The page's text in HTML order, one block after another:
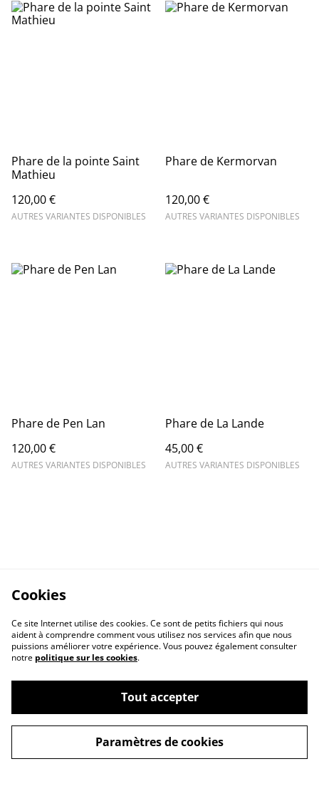
Phare de la pointe Saint
Mathieu
120,00 €
AUTRES VARIANTES DISPONIBLES
Phare de Kermorvan
120,00 €
AUTRES VARIANTES DISPONIBLES
Phare de Pen Lan
120,00 €
AUTRES VARIANTES DISPONIBLES
Phare de La Lande
45,00 €
AUTRES VARIANTES DISPONIBLES
Contact Us
Cookies
Ce site Internet utilise des cookies. Ce sont de petits fichiers qui nous
aident à comprendre comment vous utilisez nos services afin que nous
puissions améliorer votre expérience. Vous pouvez également consulter
notre politique sur les cookies.
Tout accepter
Paramètres de cookies